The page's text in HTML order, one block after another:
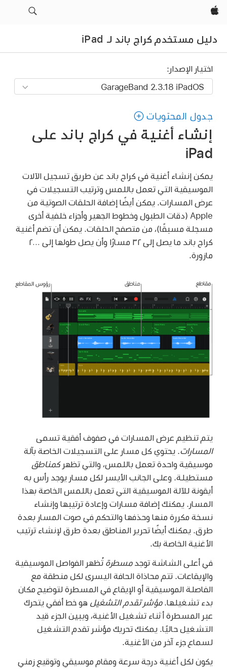
Apple‏
دليل مستخدم كراج باند لـ iPad
اختيار الإصدار:
جدول المحتويات
إنشاء أغنية في كراج باند على
iPad
يمكن إنشاء أغنية في كراج باند عن طريق تسجيل الآلات
الموسيقية التي تعمل باللمس وترتيب التسجيلات في
عرض المسارات. يمكن أيضًا إضافة الحلقات الصوتية من
Apple (دقات الطبول وخطوط الجهير وأجزاء خلفية أخرى
مسجلة مسبقًا)، من متصفح الحلقات. يمكن أن تضم أغنية
كراج باند ما يصل إلى ٣٢ مسارًا وأن يصل طولها إلى ٢٠٠٠
مازورة.
يتم تنظيم عرض المسارات في صفوف أفقية تسمى
المسارات . يحتوي كل مسار على التسجيلات الخاصة بآلة
موسيقية واحدة تعمل باللمس، والتي تظهركمناطق
مستطيلة. وعلى الجانب الأيسر لكل مسار يوجد رأس به
أيقونة للآلة الموسيقية التي تعمل باللمس الخاصة بهذا
المسار. يمكنك إضافة مسارات وإعادة ترتيبها وإنشاء
نسخة مكررة منها وحذفها والتحكم في صوت المسار بعدة
طرق. يمكنك أيضًا تحرير المناطق بعدة طرق لإنشاء ترتيب
الأغنية الخاصة بك.
في أعلى الشاشة توجدمسطرة تُظهر الفواصل الموسيقية
والإيقاعات. تتم محاذاة الحافة اليسرى لكل منطقة مع
الفاصلة الموسيقية أو الإيقاع في المسطرة لتوضيح مكان
بدء تشغيلها.مؤشر تقدم التشغيل هو خط أفقي يتحرك
عبر المسطرة أثناء تشغيل الأغنية، ويبين الجزء قيد
التشغيل حاليًا. يمكنك تحريك مؤشر تقدم التشغيل
لسماع جزء آخر من الأغنية.
يكون لكل أغنية درجة سرعة ومقام موسيقي وتوقيع زمني